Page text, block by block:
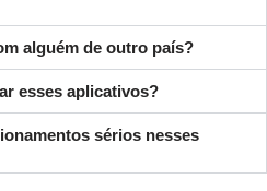
alguém de outro país?
esses aplicativos?
sérios nesses